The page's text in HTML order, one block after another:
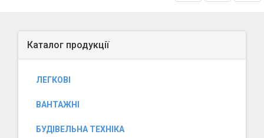
Каталог продукції
ЛЕГКОВІ
ВАНТАЖНІ
БУДІВЕЛЬНА ТЕХНІКА